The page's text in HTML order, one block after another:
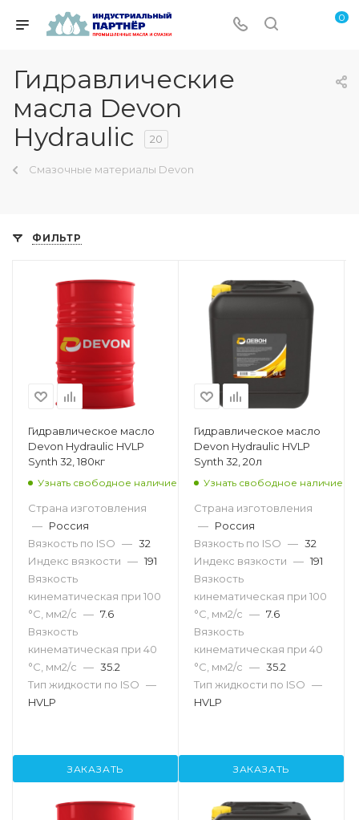
0
Гидравлические
масла Devon
Hydraulic
20
Смазочные материалы Devon
ФИЛЬТР
Гидравлическое масло
Devon Hydraulic HVLP
Synth 32, 180кг
Узнать свободное наличие
Страна изготовления
— Россия
Вязкость по ISO — 32
Индекс вязкости — 191
Вязкость
кинематическая при 100
°С, мм2/с — 7.6
Вязкость
кинематическая при 40
°С, мм2/с — 35.2
Тип жидкости по ISO —
HVLP
ЗАКАЗАТЬ
Гидравлическое масло
Devon Hydraulic HVLP
Synth 32, 20л
Узнать свободное наличие
Страна изготовления
— Россия
Вязкость по ISO — 32
Индекс вязкости — 191
Вязкость
кинематическая при 100
°С, мм2/с — 7.6
Вязкость
кинематическая при 40
°С, мм2/с — 35.2
Тип жидкости по ISO —
HVLP
ЗАКАЗАТЬ